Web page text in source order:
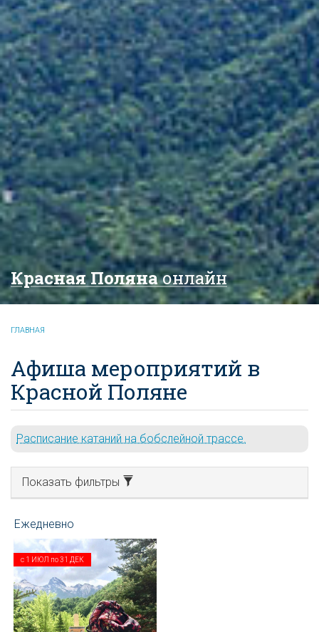
Красная Полянаонлайн
ГЛАВНАЯ
Афиша мероприятий в
Красной Поляне
Расписание катаний на бобслейной трассе.
Показать фильтры
с 1 ИЮЛ по31 ДЕК